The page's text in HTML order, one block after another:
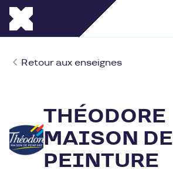
Retour aux enseignes
THÉODORE
MAISON DE
PEINTURE